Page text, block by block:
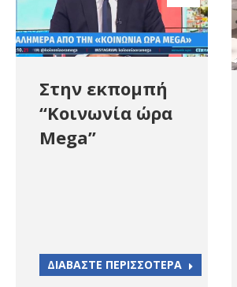
Στην εκπομπή
“Κοινωνία ώρα
Mega”
ΔΙΑΒΑΣΤΕ ΠΕΡΙΣΣΟΤΕΡΑ